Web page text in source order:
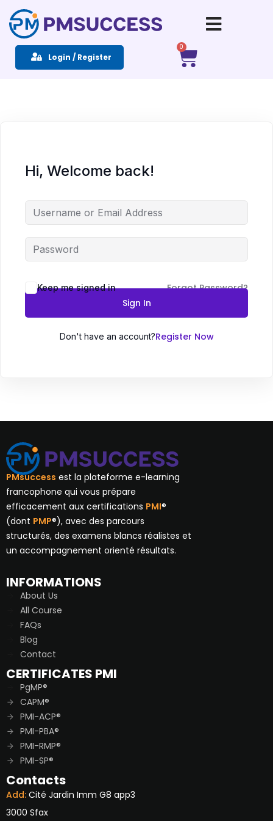
Login / Register
0
Hi, Welcome back!
Keep me signed in
Forgot Password?
Sign In
Don't have an account?Register Now
PMsuccess est la plateforme e-learning
francophone qui vous prépare
efficacement aux certifications PMI®
(dont PMP®), avec des parcours
structurés, des examens blancs réalistes et
un accompagnement orienté résultats.
INFORMATIONS
About Us
All Course
FAQs
Blog
Contact
CERTIFICATES PMI
PgMP®
CAPM®
PMI-ACP®
PMI-PBA®
PMI-RMP®
PMI-SP®
Contacts
Add: Cité Jardin Imm G8 app3
3000 Sfax
Sign in Sign up
Sign in
Remember me Lost your password?